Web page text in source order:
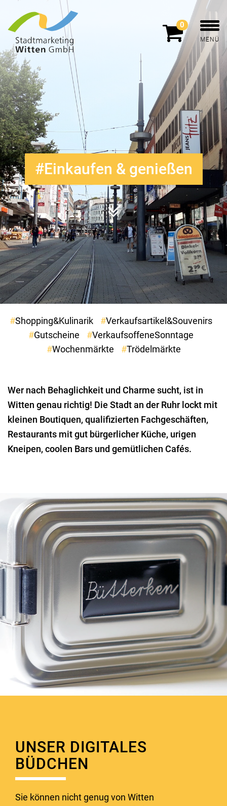
0
MENÜ
Einkaufen & genießen
Shopping&Kulinarik
Verkaufsartikel&Souvenirs
Gutscheine
VerkaufsoffeneSonntage
Wochenmärkte
Trödelmärkte
Wer nach Behaglichkeit und Charme sucht, ist in
Witten genau richtig! Die Stadt an der Ruhr lockt mit
kleinen Boutiquen, qualifizierten Fachgeschäften,
Restaurants mit gut bürgerlicher Küche, urigen
Kneipen, coolen Bars und gemütlichen Cafés.
UNSER DIGITALES
BÜDCHEN
Sie können nicht genug von Witten